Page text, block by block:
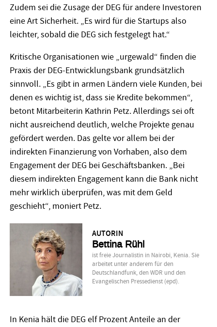
Zudem sei die Zusage der DEG für andere Investoren
eine Art Sicherheit. „Es wird für die Startups also
leichter, sobald die DEG sich festgelegt hat.“
Kritische Organisationen wie „urgewald“ finden die
Praxis der DEG-Entwicklungsbank grundsätzlich
sinnvoll. „Es gibt in armen Ländern viele Kunden, bei
denen es wichtig ist, dass sie Kredite bekommen“,
betont Mitarbeiterin Kathrin Petz. Allerdings sei oft
nicht ausreichend deutlich, welche Projekte genau
gefördert werden. Das gelte vor allem bei der
indirekten Finanzierung von Vorhaben, also dem
Engagement der DEG bei Geschäftsbanken. „Bei
diesem indirekten Engagement kann die Bank nicht
mehr wirklich überprüfen, was mit dem Geld
geschieht“, moniert Petz.
AUTORIN
Bettina Rühl
ist freie Journalistin in Nairobi, Kenia. Sie
arbeitet unter anderem für den
Deutschlandfunk, den WDR und den
Evangelischen Pressedienst (epd).
In Kenia hält die DEG elf Prozent Anteile an der